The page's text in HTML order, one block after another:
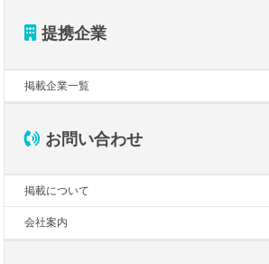
提携企業
掲載企業一覧
お問い合わせ
掲載について
会社案内